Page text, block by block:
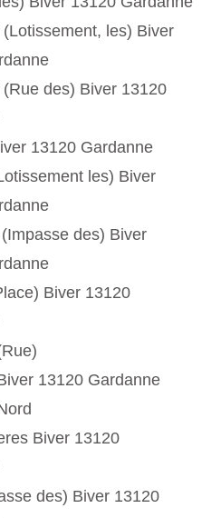
les) Biver
des) Biver 13120
13120 Gardanne
les) Biver
des) Biver
Biver 13120
13120 Gardanne
Biver 13120
des) Biver 13120